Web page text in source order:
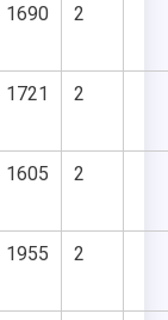
1690 2
1721 2
1605 2
1955 2